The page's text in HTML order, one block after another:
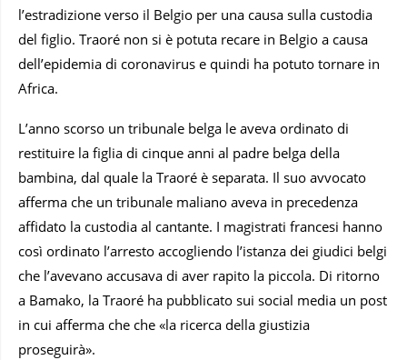
l’estradizione verso il Belgio per una causa sulla custodia
del figlio. Traoré non si è potuta recare in Belgio a causa
dell’epidemia di coronavirus e quindi ha potuto tornare in
Africa.
L’anno scorso un tribunale belga le aveva ordinato di
restituire la figlia di cinque anni al padre belga della
bambina, dal quale la Traoré è separata. Il suo avvocato
afferma che un tribunale maliano aveva in precedenza
affidato la custodia al cantante. I magistrati francesi hanno
così ordinato l’arresto accogliendo l’istanza dei giudici belgi
che l’avevano accusava di aver rapito la piccola. Di ritorno
a Bamako, la Traoré ha pubblicato sui social media un post
in cui afferma che che «la ricerca della giustizia
proseguirà».